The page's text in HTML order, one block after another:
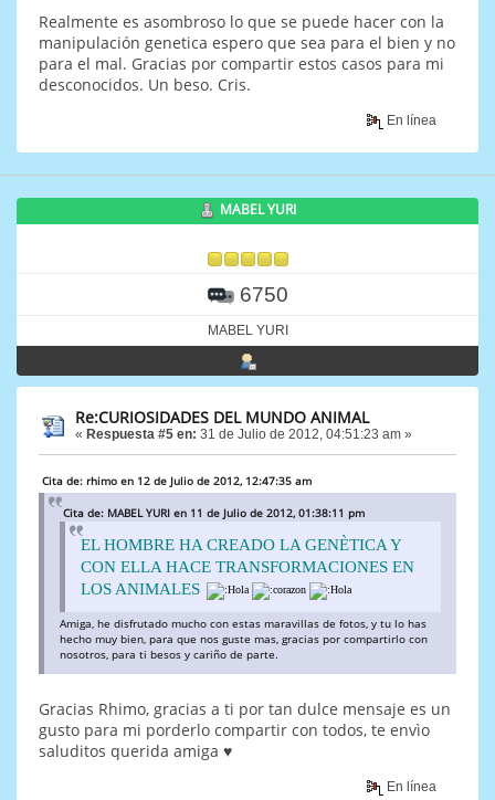
Realmente es asombroso lo que se puede hacer con la
manipulación genetica espero que sea para el bien y no
para el mal. Gracias por compartir estos casos para mi
desconocidos. Un beso. Cris.
En línea
MABEL YURI
6750
MABEL YURI
Re:CURIOSIDADES DEL MUNDO ANIMAL
« Respuesta #5 en: 31 de Julio de 2012, 04:51:23 am »
Cita de: rhimo en 12 de Julio de 2012, 12:47:35 am
Cita de: MABEL YURI en 11 de Julio de 2012, 01:38:11 pm
EL HOMBRE HA CREADO LA GENÈTICA Y
CON ELLA HACE TRANSFORMACIONES EN
LOS ANIMALES
Amiga, he disfrutado mucho con estas maravillas de fotos, y tu lo has
hecho muy bien, para que nos guste mas, gracias por compartirlo con
nosotros, para ti besos y cariño de parte.
Gracias Rhimo, gracias a ti por tan dulce mensaje es un
gusto para mi porderlo compartir con todos, te envìo
saluditos querida amiga ♥
En línea